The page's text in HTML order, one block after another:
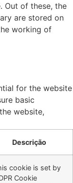
Out of these, the
are stored on
working of
for the website
basic
website,
Descrição
cookie is set by
Cookie